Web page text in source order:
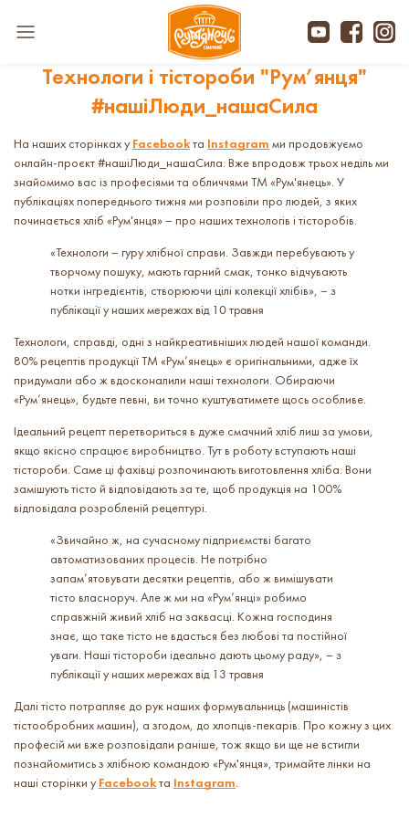
Технологи і тістороби "Рум’янця"
#нашіЛюди_нашаСила
На наших сторінках у Facebookта Instagram ми продовжуємо
онлайн-проєкт #нашіЛюди_нашаСила. Вже впродовж трьох неділь ми
знайомимо вас із професіями та обличчями ТМ «Рум'янець». У
публікаціях попереднього тижня ми розповіли про людей, з яких
починається хліб «Рум'янця» – про наших технологів і тісторобів.
«Технологи – гуру хлібної справи. Завжди перебувають у
творчому пошуку, мають гарний смак, тонко відчувають
нотки інгредієнтів, створюючи цілі колекції хлібів», – з
публікації у наших мережах від 10 травня
Технологи, справді, одні з найкреативніших людей нашої команди.
80% рецептів продукції ТМ «Рум’янець» є оригінальними, адже їх
придумали або ж вдосконалили наші технологи. Обираючи
«Рум’янець», будьте певні, ви точно куштуватимете щось особливе.
Ідеальний рецепт перетвориться в дуже смачний хліб лиш за умови,
якщо якісно спрацює виробництво. Тут в роботу вступають наші
тістороби. Саме ці фахівці розпочинають виготовлення хліба. Вони
замішують тісто й відповідають за те, щоб продукція на 100%
відповідала розробленій рецептурі.
«Звичайно ж, на сучасному підприємстві багато
автоматизованих процесів. Не потрібно
запам’ятовувати десятки рецептів, або ж вимішувати
тісто власноруч. Але ж ми на «Рум’янці» робимо
справжній живий хліб на заквасці. Кожна господиня
знає, що таке тісто не вдасться без любові та постійної
уваги. Наші тістороби ідеально дають цьому раду», – з
публікації у наших мережах від 13 травня
Далі тісто потрапляє до рук наших формувальниць (машиністів
тістообробних машин), а згодом, до хлопців-пекарів. Про кожну з цих
професій ми вже розповідали раніше, тож якщо ви ще не встигли
познайомитись з хлібною командою «Рум'янця», тримайте лінки на
наші сторінки у Facebookта Instagram.